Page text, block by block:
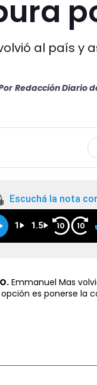
al país y
Redacción Diario
Escuchá la nota
1 1.5 10 10
Emmanuel Mas
es ponerse la